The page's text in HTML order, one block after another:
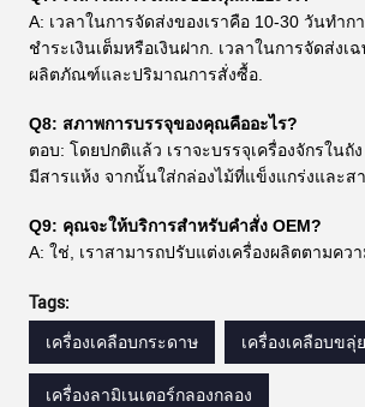
A: เวลาในการจัดส่งของเราคือ 10-30 วันทําก
ชําระเงินเต็มหรือเงินฝาก. เวลาในการจัดส่งเ
ผลิตภัณฑ์และปริมาณการสั่งซื้อ.
Q8: สภาพการบรรจุของคุณคืออะไร?
ตอบ: โดยปกติแล้ว เราจะบรรจุเครื่องจักรในถั
มีสารแห้ง จากนั้นใส่กล่องไม้ที่แข็งแกร่งและส
Q9: คุณจะให้บริการสําหรับคําสั่ง OEM?
A: ใช่, เราสามารถปรับแต่งเครื่องผลิตตามคว
Tags:
เครื่องเคลือบกระดาษ เครื่องเคลือบขลุ่ย
เครื่องลามิเนเตอร์กลองกลอง